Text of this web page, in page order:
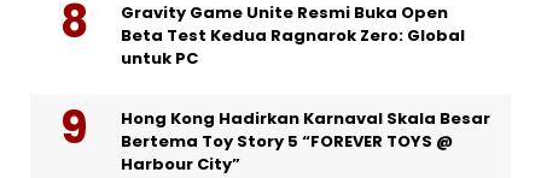
Gravity Game Unite Resmi Buka Open
Beta Test Kedua Ragnarok Zero: Global
untuk PC
Hong Kong Hadirkan Karnaval Skala Besar
Bertema Toy Story 5 “FOREVER TOYS @
Harbour City”